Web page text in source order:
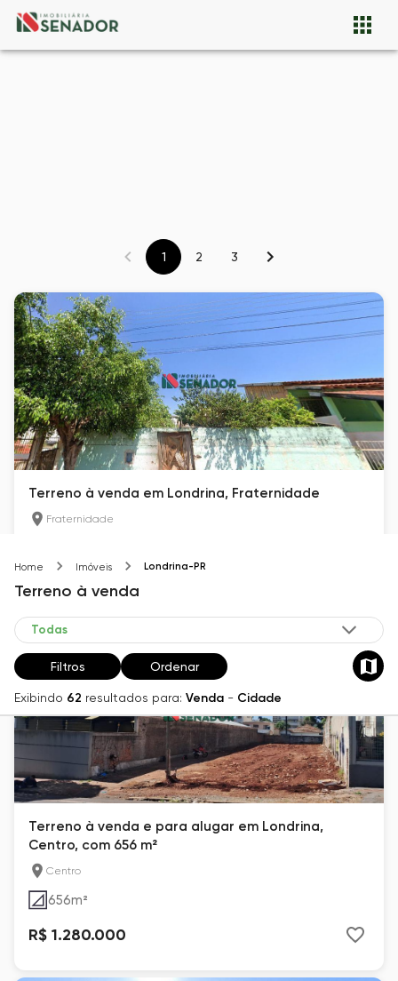
Home Imóveis Londrina-PR
Terreno à venda
Filtros Ordenar
Exibindo 62 resultados para: Venda - Cidade
1 2 3
Terreno à venda em Londrina, Fraternidade
Fraternidade
R$ 90.000
Terreno à venda e para alugar em Londrina,
Centro, com 656 m²
Centro
656m²
R$ 1.280.000